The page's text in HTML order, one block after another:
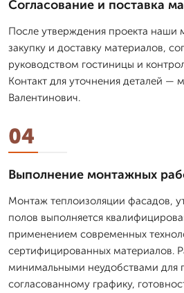
Согласование и поставка
После утверждения проекта наши
закупку и доставку материалов,
руководством гостиницы и
Контакт для уточнения деталей —
Валентинович.
04
Выполнение монтажных
Монтаж теплоизоляции фасадов,
полов выполняется
применением современных
сертифицированных материалов.
минимальными неудобствами для
согласованному графику,